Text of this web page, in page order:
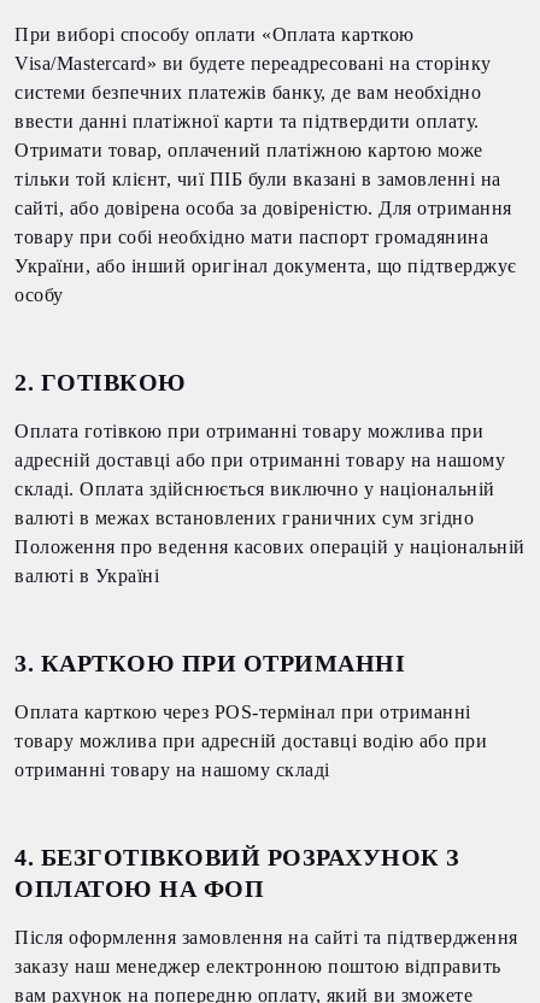
При виборі способу оплати «Оплата карткою
Visa/Mastercard» ви будете переадресовані на сторінку
системи безпечних платежів банку, де вам необхідно
ввести данні платіжної карти та підтвердити оплату.
Отримати товар, оплачений платіжною картою може
тільки той клієнт, чиї ПІБ були вказані в замовленні на
сайті, або довірена особа за довіреністю. Для отримання
товару при собі необхідно мати паспорт громадянина
України, або інший оригінал документа, що підтверджує
особу
2. ГОТІВКОЮ
Оплата готівкою при отриманні товару можлива при
адресній доставці або при отриманні товару на нашому
складі. Оплата здійснюється виключно у національній
валюті в межах встановлених граничних сум згідно
Положення про ведення касових операцій у національній
валюті в Україні
3. КАРТКОЮ ПРИ ОТРИМАННІ
Оплата карткою через POS-термінал при отриманні
товару можлива при адресній доставці водію або при
отриманні товару на нашому складі
4. БЕЗГОТІВКОВИЙ РОЗРАХУНОК З
ОПЛАТОЮ НА ФОП
Після оформлення замовлення на сайті та підтвердження
заказу наш менеджер електронною поштою відправить
вам рахунок на попередню оплату, який ви зможете